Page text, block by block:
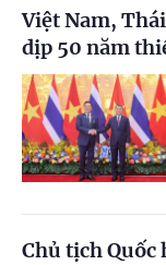
Việt Nam,
dịp 50 năm
Chủ tịch